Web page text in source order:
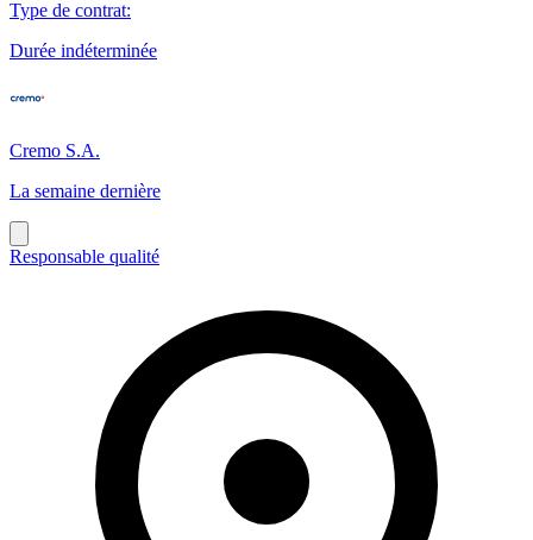
Type de contrat:
Durée indéterminée
Cremo S.A.
La semaine dernière
Responsable qualité